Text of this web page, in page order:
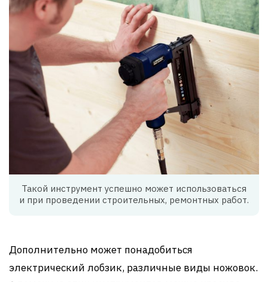
Такой инструмент успешно может использоваться
и при проведении строительных, ремонтных работ.
Дополнительно может понадобиться
электрический лобзик, различные виды ножовок.